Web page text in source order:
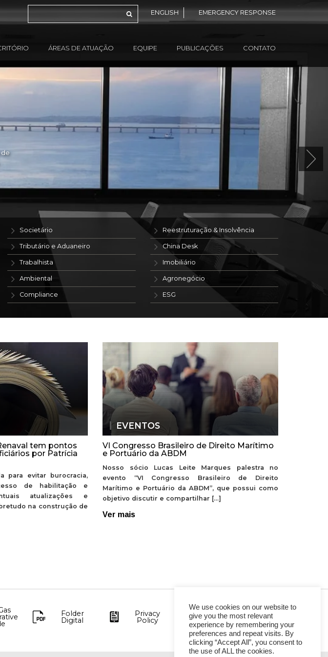
ENGLISH EMERGENCY RESPONSE
ÁREAS DE ATUAÇÃO EQUIPE PUBLICAÇÕES CONTATO
de
Societário
Tributário e Aduaneiro
Trabalhista
Ambiental
Compliance
Reestruturação & Insolvência
China Desk
Imobiliário
Agronegócio
ESG
tem pontos
por Patrícia
para evitar burocracia,
de habilitação e
atualizações e
na construção de
EVENTOS
VI Congresso Brasileiro de Direito Marítimo
e Portuário da ABDM
Nosso sócio Lucas Leite Marques palestra no
evento “VI Congresso Brasileiro de Direito
Marítimo e Portuário da ABDM”, que possui como
objetivo discutir e compartilhar […]
Ver mais
Folder
Digital
Privacy
Policy
We use cookies on our website to
give you the most relevant
experience by remembering your
preferences and repeat visits. By
clicking “Accept All”, you consent to
the use of ALL the cookies.